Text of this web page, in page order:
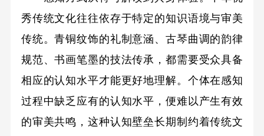
秀传统文化往往依存于特定的知识语境与审美
传统。青铜纹饰的礼制意涵、古琴曲调的韵律
规范、书画笔墨的技法传承，都需要受众具备
相应的认知水平才能更好地理解。个体在感知
过程中缺乏应有的认知水平，便难以产生有效
的审美共鸣，这种认知壁垒长期制约着传统文